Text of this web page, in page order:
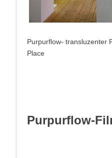
Pur­pur­flow- trans­lu­zen­ter
Place
Pur­pur­flow-